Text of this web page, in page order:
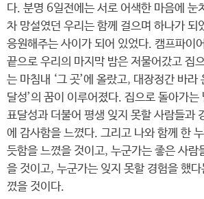
다. 분명 6일전에는 서로 어색한 마음에 눈
차 망설였던 우리는 함께 걸으며 하나가 되
응원해주는 사이가 되어 있었다. 캠프파이
끝으로 우리의 마지막 밤은 저물어갔고 집
는 마침내 ‘그 곳’에 올랐고, 대장정간 바라
달성’의 꿈이 이루어졌다. 집으로 돌아가
표달성과 더불어 평생 잊지 못할 사람들과
에 감사함을 느꼈다. 그리고 나와 함께 한
듯함을 느꼈을 것이고, 누군가는 좋은 사람
을 것이고, 누군가는 잊지 못할 경험을 했
꼈을 것이다.